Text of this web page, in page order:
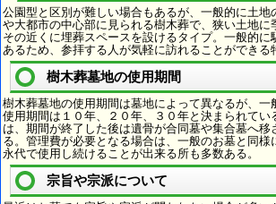
公園型と区別が難しい場合もあるが、一般的に土地
や大都市の中心部に見られる樹木葬で、狭い土地に
その近くに埋葬スペースを設けるタイプ。一般的に
あるため、参拝する人が気軽に訪れることができる
樹木葬墓地の使用期間
樹木葬墓地の使用期間は墓地によって異なるが、一
使用期間は１０年、２０年、３０年と決まられてい
は、期間が終了した後は遺骨が合同墓や集合墓へ移
る。管理費が必要となる場合は、一般のお墓と同様
永代で使用し続けることが出来る所も多数ある。
宗旨や宗派について